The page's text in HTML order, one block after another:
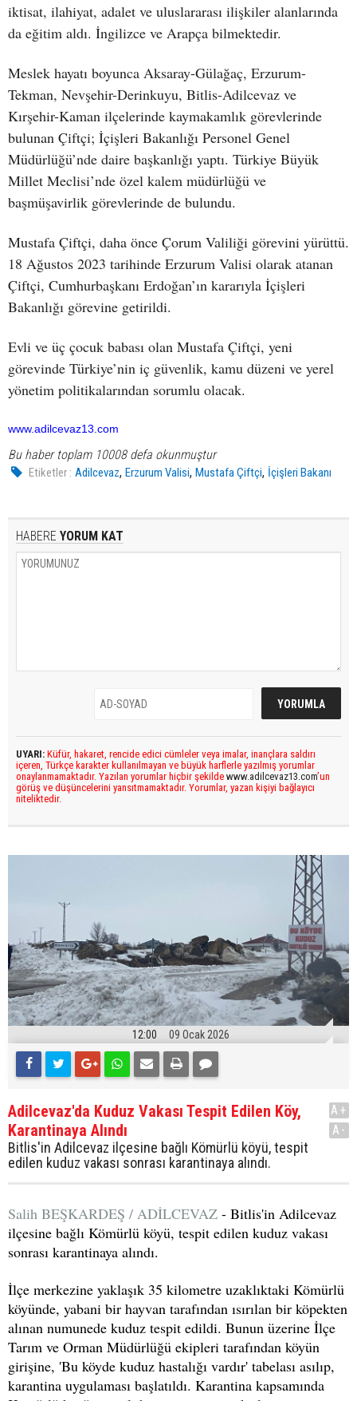
iktisat, ilahiyat, adalet ve uluslararası ilişkiler alanlarında
da eğitim aldı. İngilizce ve Arapça bilmektedir.
Meslek hayatı boyunca Aksaray-Gülağaç, Erzurum-
Tekman, Nevşehir-Derinkuyu, Bitlis-Adilcevaz ve
Kırşehir-Kaman ilçelerinde kaymakamlık görevlerinde
bulunan Çiftçi; İçişleri Bakanlığı Personel Genel
Müdürlüğü’nde daire başkanlığı yaptı. Türkiye Büyük
Millet Meclisi’nde özel kalem müdürlüğü ve
başmüşavirlik görevlerinde de bulundu.
Mustafa Çiftçi, daha önce Çorum Valiliği görevini yürüttü.
18 Ağustos 2023 tarihinde Erzurum Valisi olarak atanan
Çiftçi, Cumhurbaşkanı Erdoğan’ın kararıyla İçişleri
Bakanlığı görevine getirildi.
Evli ve üç çocuk babası olan Mustafa Çiftçi, yeni
görevinde Türkiye’nin iç güvenlik, kamu düzeni ve yerel
yönetim politikalarından sorumlu olacak.
www.adilcevaz13.com
Bu haber toplam 10008 defa okunmuştur
Etiketler : Adilcevaz,Erzurum Valisi,Mustafa Çiftçi, İçişleri Bakanı
HABERE YORUM KAT
UYARI: Küfür, hakaret, rencide edici cümleler veya imalar, inançlara saldırı
içeren, Türkçe karakter kullanılmayan ve büyük harflerle yazılmış yorumlar
onaylanmamaktadır. Yazılan yorumlar hiçbir şekilde www.adilcevaz13.com’un
görüş ve düşüncelerini yansıtmamaktadır. Yorumlar, yazan kişiyi bağlayıcı
niteliktedir.
12:00 09 Ocak 2026
Adilcevaz'da Kuduz Vakası Tespit Edilen Köy,
Karantinaya Alındı
Bitlis'in Adilcevaz ilçesine bağlı Kömürlü köyü, tespit
edilen kuduz vakası sonrası karantinaya alındı.
A+
A-
Salih BEŞKARDEŞ / ADİLCEVAZ - Bitlis'in Adilcevaz
ilçesine bağlı Kömürlü köyü, tespit edilen kuduz vakası
sonrası karantinaya alındı.
İlçe merkezine yaklaşık 35 kilometre uzaklıktaki Kömürlü
köyünde, yabani bir hayvan tarafından ısırılan bir köpekten
alınan numunede kuduz tespit edildi. Bunun üzerine İlçe
Tarım ve Orman Müdürlüğü ekipleri tarafından köyün
girişine, 'Bu köyde kuduz hastalığı vardır' tabelası asılıp,
karantina uygulaması başlatıldı. Karantina kapsamında